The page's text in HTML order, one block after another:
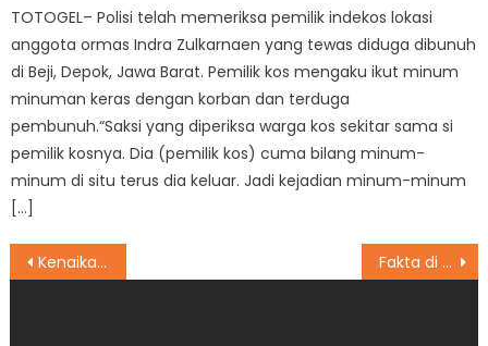
TOTOGEL– Polisi telah memeriksa pemilik indekos lokasi
anggota ormas Indra Zulkarnaen yang tewas diduga dibunuh
di Beji, Depok, Jawa Barat. Pemilik kos mengaku ikut minum
minuman keras dengan korban dan terduga
pembunuh.“Saksi yang diperiksa warga kos sekitar sama si
pemilik kosnya. Dia (pemilik kos) cuma bilang minum-
minum di situ terus dia keluar. Jadi kejadian minum-minum
[…]
Post
Kenaikan Tarif Pesawat Ikut Dongkrak Angka Inflasi Oktober 2021 Fakta di Balik Wortel Berwarna Jingga